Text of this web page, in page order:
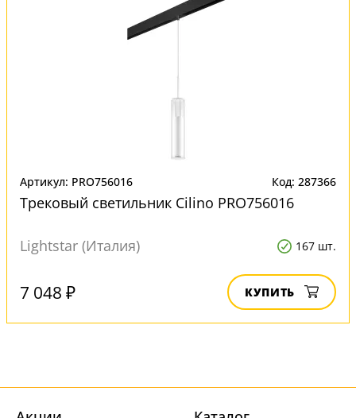
Артикул: PRO756016 Код: 287366
Трековый светильник Cilino PRO756016
Lightstar (Италия) 167 шт.
7 048 ₽ КУПИТЬ